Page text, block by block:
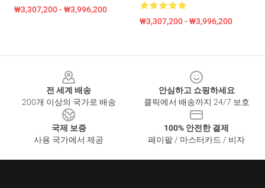
₩3,307,200 - ₩3,996,200
₩3,307,200 - ₩3,996,200
전 세계 배송
200개 이상의 국가로 배송
안심하고 쇼핑하세요
클릭에서 배송까지 24/7 보호
국제 보증
사용 국가에서 제공
100% 안전한 결제
페이팔 / 마스터카드 / 비자